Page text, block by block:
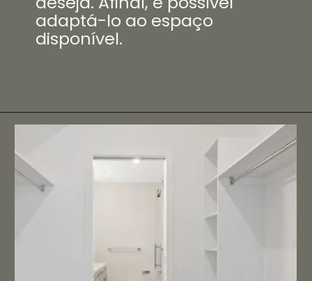
adaptá-lo ao espaço
disponível.